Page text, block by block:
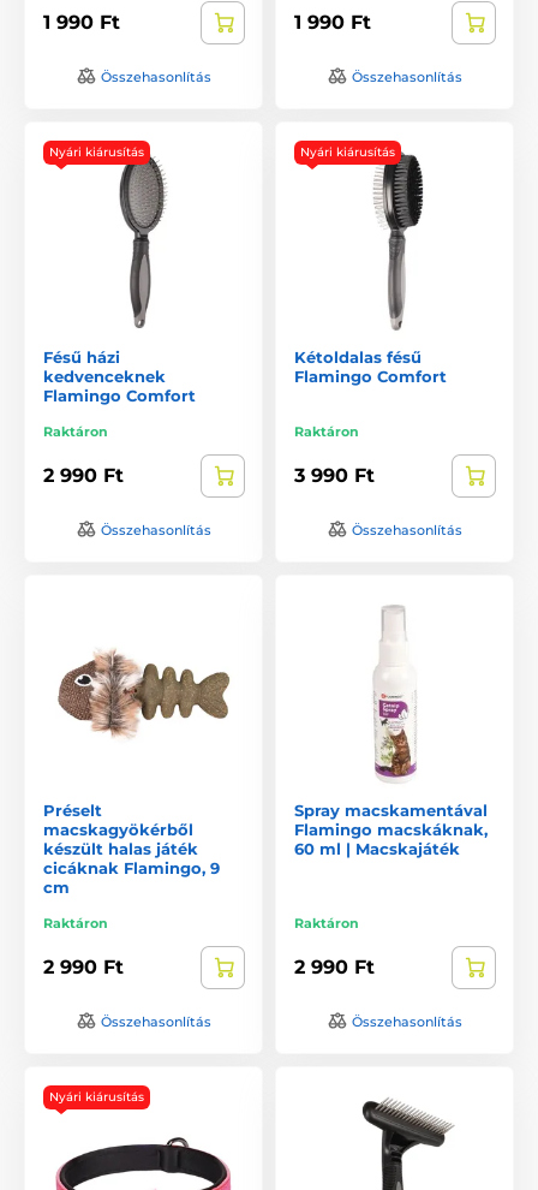
1 990 Ft
Összehasonlítás
1 990 Ft
Összehasonlítás
Nyári kiárusítás
Fésű házi
kedvenceknek
Flamingo Comfort
Raktáron
2 990 Ft
Összehasonlítás
Nyári kiárusítás
Kétoldalas fésű
Flamingo Comfort
Raktáron
3 990 Ft
Összehasonlítás
Préselt
macskagyökérből
készült halas játék
cicáknak Flamingo, 9
cm
Raktáron
2 990 Ft
Összehasonlítás
Spray macskamentával
Flamingo macskáknak,
60 ml | Macskajáték
Raktáron
2 990 Ft
Összehasonlítás
Nyári kiárusítás